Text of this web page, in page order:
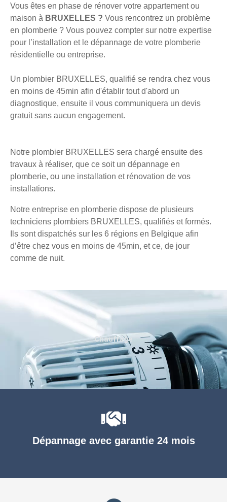
Vous êtes en phase de rénover votre appartement ou
maison à BRUXELLES ? Vous rencontrez un problème
en plomberie ? Vous pouvez compter sur notre expertise
pour l’installation et le dépannage de votre plomberie
résidentielle ou entreprise.
Un plombier BRUXELLES, qualifié se rendra chez vous
en moins de 45min afin d'établir tout d'abord un
diagnostique, ensuite il vous communiquera un devis
gratuit sans aucun engagement.
Notre plombier BRUXELLES sera chargé ensuite des
travaux à réaliser, que ce soit un dépannage en
plomberie, ou une installation et rénovation de vos
installations.
Notre entreprise en plomberie dispose de plusieurs
techniciens plombiers BRUXELLES, qualifiés et formés.
Ils sont dispatchés sur les 6 régions en Belgique afin
d’être chez vous en moins de 45min, et ce, de jour
comme de nuit.
Dépannage avec garantie 24 mois
Chauffage